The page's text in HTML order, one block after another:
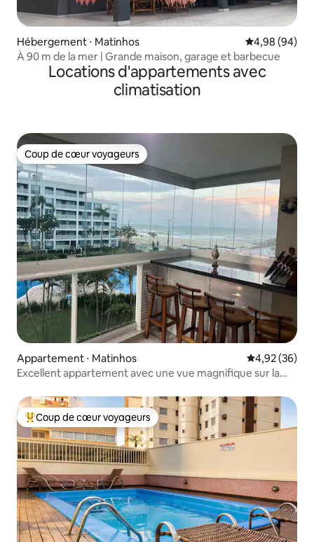
Hébergement ⋅ Matinhos Évaluation
4,98 (94)
À 90 m de la mer | Grande maison, garage et barbecue
Locations d'appartements avec
climatisation
Coup de cœur voyageurs
Coup de cœur voyageurs
Appartement ⋅ Matinhos Évaluation
4,92 (36)
Excellent appartement avec une vue magnifique sur la
Coups de cœur voyageurs les plus appréciés
Coup de cœur voyageurs